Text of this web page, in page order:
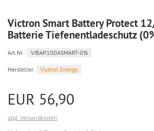
Victron Smart Battery Protect
Batterie Tiefenentladeschutz
Art.Nr.: VIBAP100ASMART-0%
Hersteller: Victron Energy
EUR 56,90
zzgl. Versandkosten